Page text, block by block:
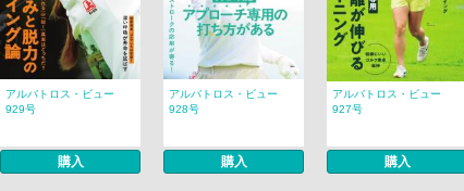
アルバトロス・ビュー
929号
購入
アルバトロス・ビュー
928号
購入
アルバトロス・ビュー
927号
購入